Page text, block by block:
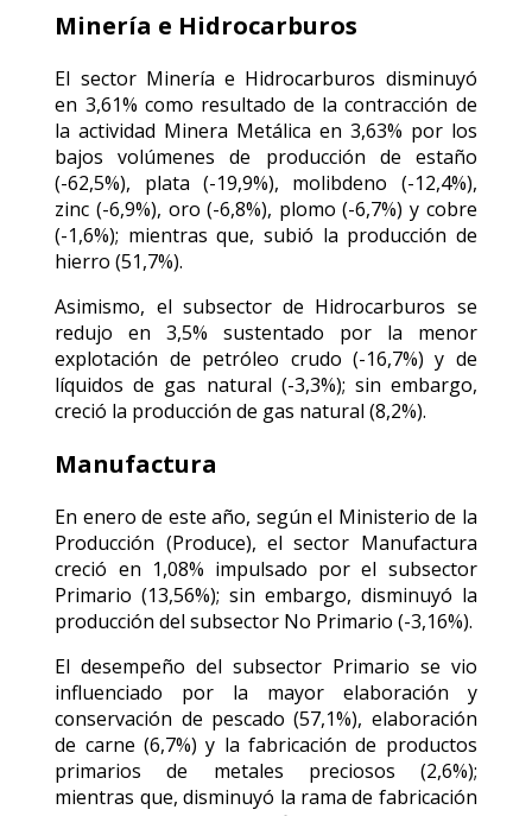
Minería e Hidrocarburos
El sector Minería e Hidrocarburos disminuyó
en 3,61% como resultado de la contracción de
la actividad Minera Metálica en 3,63% por los
bajos volúmenes de producción de estaño
(-62,5%), plata (-19,9%), molibdeno (-12,4%),
zinc (-6,9%), oro (-6,8%), plomo (-6,7%) y cobre
(-1,6%); mientras que, subió la producción de
hierro (51,7%).
Asimismo, el subsector de Hidrocarburos se
redujo en 3,5% sustentado por la menor
explotación de petróleo crudo (-16,7%) y de
líquidos de gas natural (-3,3%); sin embargo,
creció la producción de gas natural (8,2%).
Manufactura
En enero de este año, según el Ministerio de la
Producción (Produce), el sector Manufactura
creció en 1,08% impulsado por el subsector
Primario (13,56%); sin embargo, disminuyó la
producción del subsector No Primario (-3,16%).
El desempeño del subsector Primario se vio
influenciado por la mayor elaboración y
conservación de pescado (57,1%), elaboración
de carne (6,7%) y la fabricación de productos
primarios de metales preciosos (2,6%);
mientras que, disminuyó la rama de fabricación